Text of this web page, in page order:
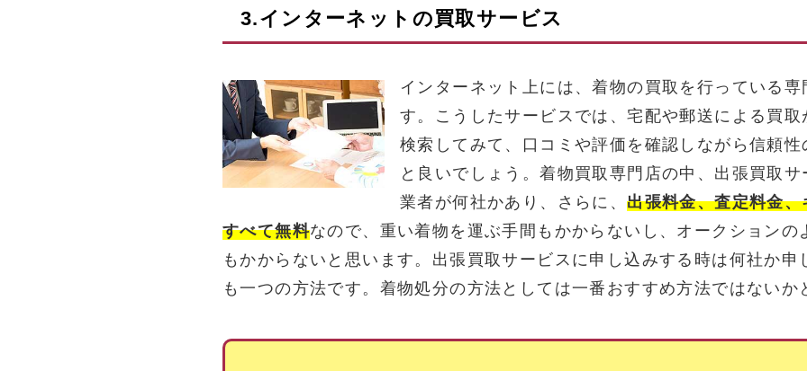
3.インターネットの買取サービス
インターネット上には、着物の買取を行っている
す。こうしたサービスでは、宅配や郵送による買
検索してみて、口コミや評価を確認しながら信頼
と良いでしょう。着物買取専門店の中、出張買取
業者が何社かあり、さらに、出張料金、査定料金
すべて無料なので、重い着物を運ぶ手間もかからないし、オークションの
もかからないと思います。出張買取サービスに申し込みする時は何社か申
も一つの方法です。着物処分の方法としては一番おすすめ方法ではないか